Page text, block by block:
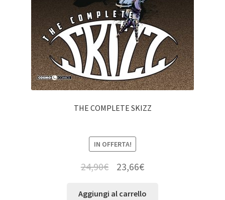
THE COMPLETE SKIZZ
IN OFFERTA!
24,90€ 23,66€
Aggiungi al carrello